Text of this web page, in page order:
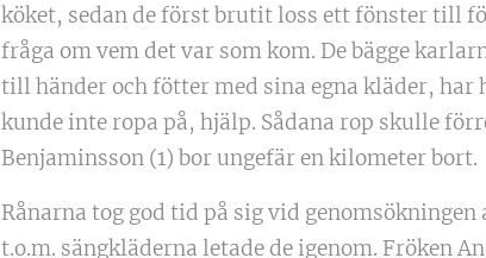
köket, sedan de först brutit loss ett fönster till
fråga om vem det var som kom. De bägge
till händer och fötter med sina egna kläder,
kunde inte ropa på, hjälp. Sådana rop skulle
Benjaminsson (1) bor ungefär en kilometer bort.
Rånarna tog god tid på sig vid
t.o.m. sängkläderna letade de igenom. Fröken